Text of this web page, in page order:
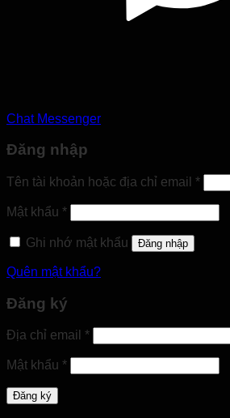
Chat Messenger
Đăng nhập
Tên tài khoản hoặc địa chỉ email *Bắt
buộc
Mật khẩu *Bắt
buộc
Ghi nhớ mật khẩu
Đăng nhập
Quên mật khẩu?
Đăng ký
Địa chỉ email *Bắt
buộc
Mật khẩu *Bắt
buộc
Đăng ký